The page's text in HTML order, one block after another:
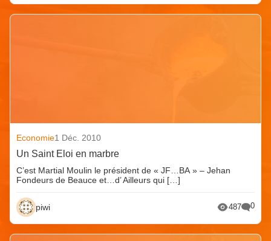
Economie1 Déc. 2010
Un Saint Eloi en marbre
C’est Martial Moulin le président de « JF…BA » – Jehan
Fondeurs de Beauce et…d’ Ailleurs qui […]
piwi 487 0